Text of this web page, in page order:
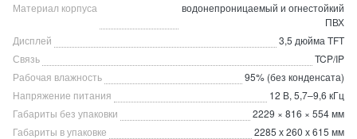
Материал корпуса
водонепроницаемый и огнестойкий
ПВХ
Дисплей
3,5 дюйма TFT
Связь
TCP/IP
Рабочая влажность
95% (без конденсата)
Напряжение питания
12 В, 5,7–9,6 кГц
Габариты без упаковки
2229 × 816 × 554 мм
Габариты в упаковке
2285 х 260 х 615 мм